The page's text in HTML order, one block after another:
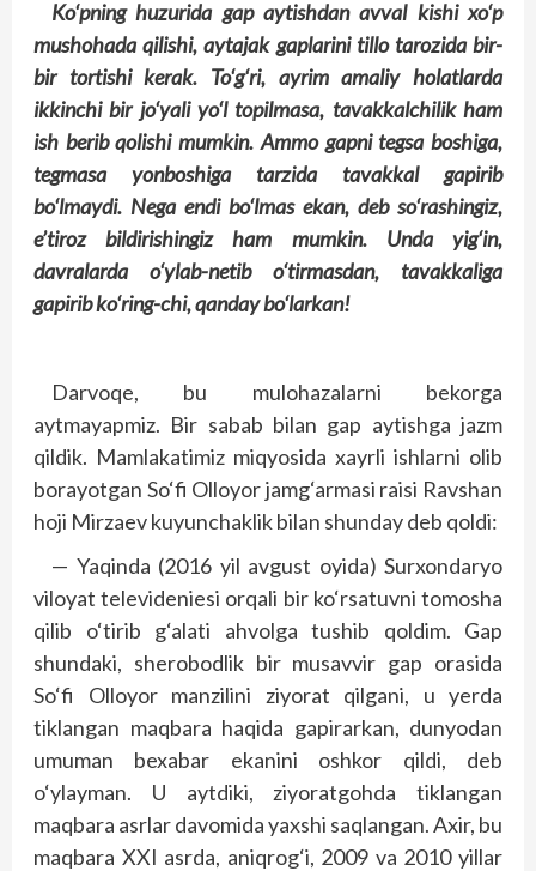
Ko‘pning huzurida gap aytishdan avval kishi xo‘p
mushohada qilishi, aytajak gaplarini tillo tarozida bir-
bir tortishi kerak. To‘g‘ri, ayrim amaliy holatlarda
ikkinchi bir jo‘yali yo‘l topilmasa, tavakkalchilik ham
ish berib qolishi mumkin. Ammo gapni tegsa boshiga,
tegmasa yonboshiga tarzida tavakkal gapirib
bo‘lmaydi. Nega endi bo‘lmas ekan, deb so‘rashingiz,
e’tiroz bildirishingiz ham mumkin. Unda yig‘in,
davralarda o‘ylab-netib o‘tirmasdan, tavakkaliga
gapirib ko‘ring-chi, qanday bo‘larkan!
Darvoqe, bu mulohazalarni bekorga
aytmayapmiz. Bir sabab bilan gap aytishga jazm
qildik. Mamlakatimiz miqyosida xayrli ishlarni olib
borayotgan So‘fi Olloyor jamg‘armasi raisi Ravshan
hoji Mirzaev kuyunchaklik bilan shunday deb qoldi:
— Yaqinda (2016 yil avgust oyida) Surxondaryo
viloyat televideniesi orqali bir ko‘rsatuvni tomosha
qilib o‘tirib g‘alati ahvolga tushib qoldim. Gap
shundaki, sherobodlik bir musavvir gap orasida
So‘fi Olloyor manzilini ziyorat qilgani, u yerda
tiklangan maqbara haqida gapirarkan, dunyodan
umuman bexabar ekanini oshkor qildi, deb
o‘ylayman. U aytdiki, ziyoratgohda tiklangan
maqbara asrlar davomida yaxshi saqlangan. Axir, bu
maqbara XXI asrda, aniqrog‘i, 2009 va 2010 yillar